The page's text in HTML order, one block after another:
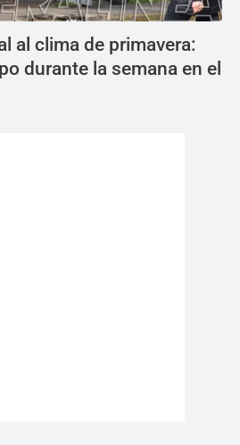
al clima de primavera:
durante la semana en el